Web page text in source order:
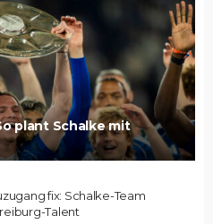
plant Schalke mit
fix: Schalke-Team
Talent